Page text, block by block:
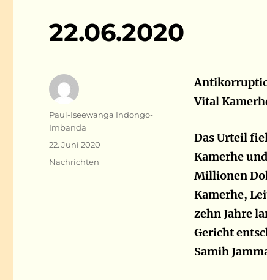
22.06.2020
Vital
Das Urteil
Kamerhe
Millionen
Kamerhe,
zehn Jahre
Gericht
Samih
Autor
Paul-Iseewanga Indongo-
Imbanda
Veröffentlicht
22. Juni 2020
Kategorien
Nachrichten